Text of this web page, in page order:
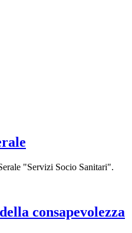
"Servizi Socio Sanitari".
consapevolezza